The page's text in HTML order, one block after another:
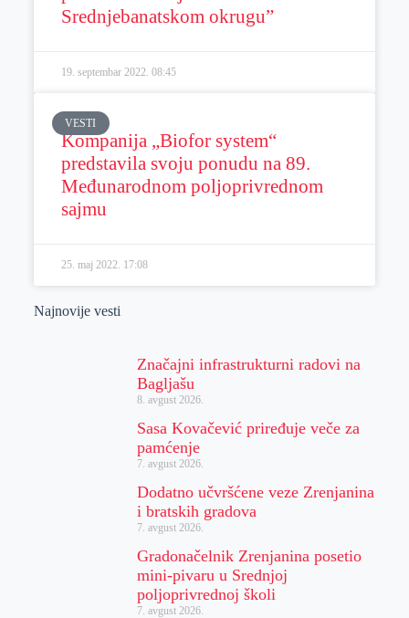
Srednjebanatskom okrugu”
19. septembar 2022. 08:45
VESTI
Kompanija „Biofor system“
predstavila svoju ponudu na 89.
Međunarodnom poljoprivrednom
sajmu
25. maj 2022. 17:08
Najnovije vesti
Značajni infrastrukturni radovi na
Bagljašu
8. avgust 2026.
Sasa Kovačević priređuje veče za
pamćenje
7. avgust 2026.
Dodatno učvršćene veze Zrenjanina
i bratskih gradova
7. avgust 2026.
Gradonačelnik Zrenjanina posetio
mini-pivaru u Srednjoj
poljoprivrednoj školi
7. avgust 2026.